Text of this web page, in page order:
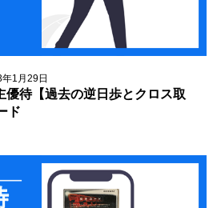
1月29日
優待【過去の逆日歩とクロス取
ド